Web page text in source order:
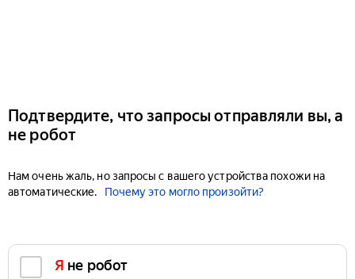
Подтвердите, что запросы отправляли вы, а
не робот
Нам очень жаль, но запросы с вашего устройства похожи на
автоматические.
Почему это могло произойти?
Я не робот